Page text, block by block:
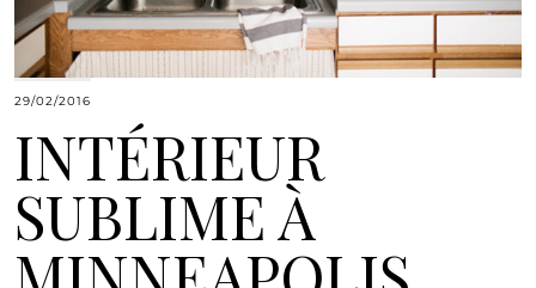
29/02/2016
INTÉRIEUR
SUBLIME À